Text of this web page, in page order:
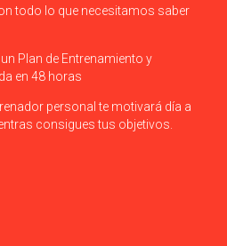
todo lo que necesitamos saber
Plan de Entrenamiento y
en 48 horas
personal te motivará día a
consigues tus objetivos.